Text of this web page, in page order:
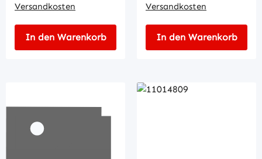
Versandkosten
In den Warenkorb
Versandkosten
In den Warenkorb